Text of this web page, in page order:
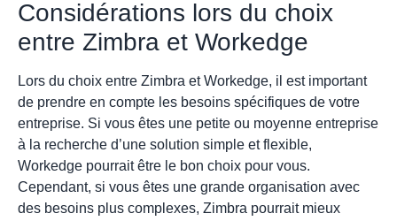
Considérations lors du choix
entre Zimbra et Workedge
Lors du choix entre Zimbra et Workedge, il est important
de prendre en compte les besoins spécifiques de votre
entreprise. Si vous êtes une petite ou moyenne entreprise
à la recherche d’une solution simple et flexible,
Workedge pourrait être le bon choix pour vous.
Cependant, si vous êtes une grande organisation avec
des besoins plus complexes, Zimbra pourrait mieux